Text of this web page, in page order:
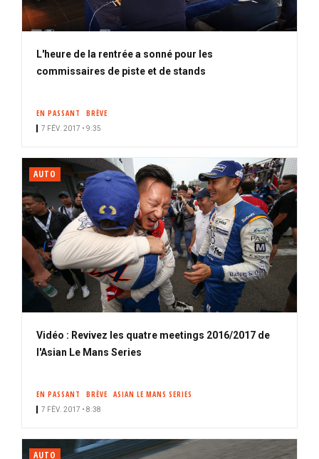
L'heure de la rentrée a sonné pour les
commissaires de piste et de stands
EN PASSANT BRÈVE
7 FÉV. 2017 • 9:35
AUTO
Vidéo : Revivez les quatre meetings 2016/2017 de
l'Asian Le Mans Series
EN PASSANT BRÈVE ASIAN LE MANS SERIES
7 FÉV. 2017 • 8:38
AUTO